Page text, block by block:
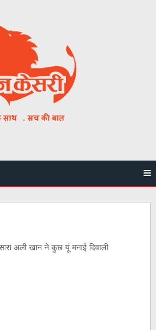
अली खान ने कुछ यूं मनाई दिवाली